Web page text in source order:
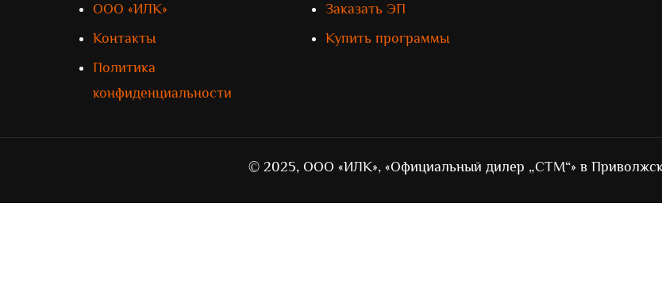
ООО «ИЛК»
Контакты
Политика
конфиденциальности
Заказать ЭП
Купить программы
© 2025, ООО «ИЛК», «Официальный дилер „СТМ“» в